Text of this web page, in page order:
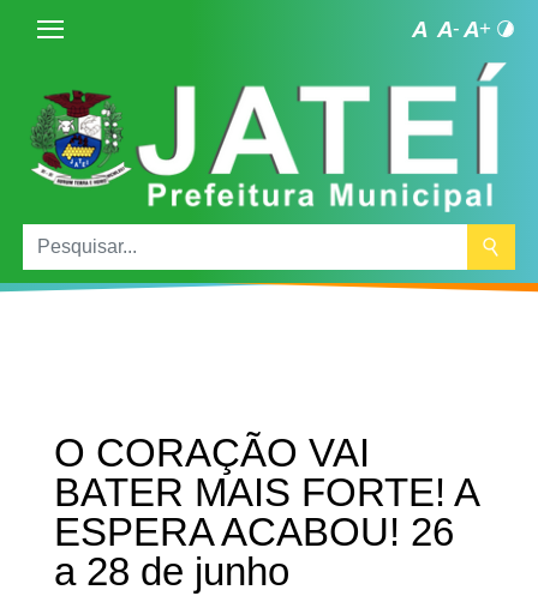
O CORAÇÃO VAI
BATER MAIS FORTE! A
ESPERA ACABOU! 26
a 28 de junho